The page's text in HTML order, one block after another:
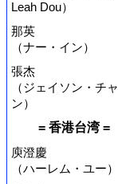
Leah Dou）
那英
（ナー・イン）
張杰
（ジェイソン・チャ
ン）
= 香港台湾 =
庾澄慶
（ハーレム・ユー）